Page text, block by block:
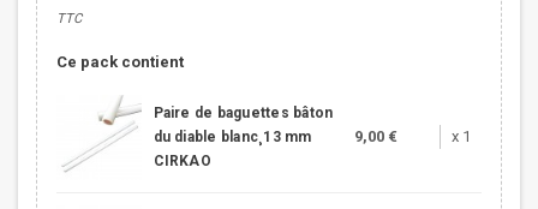
TTC
Ce pack contient
Paire de baguettes bâton
du diable blanc¸13 mm
CIRKAO
9,00 € x 1